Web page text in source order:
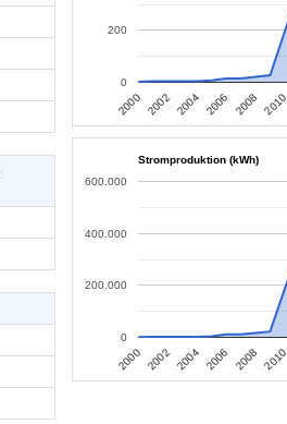
2000 2002 2004 2006 2008 2010
0
200
Stromproduktion (kWh)
2000 2002 2004 2006 2008 2010
0
200.000
400.000
600.000